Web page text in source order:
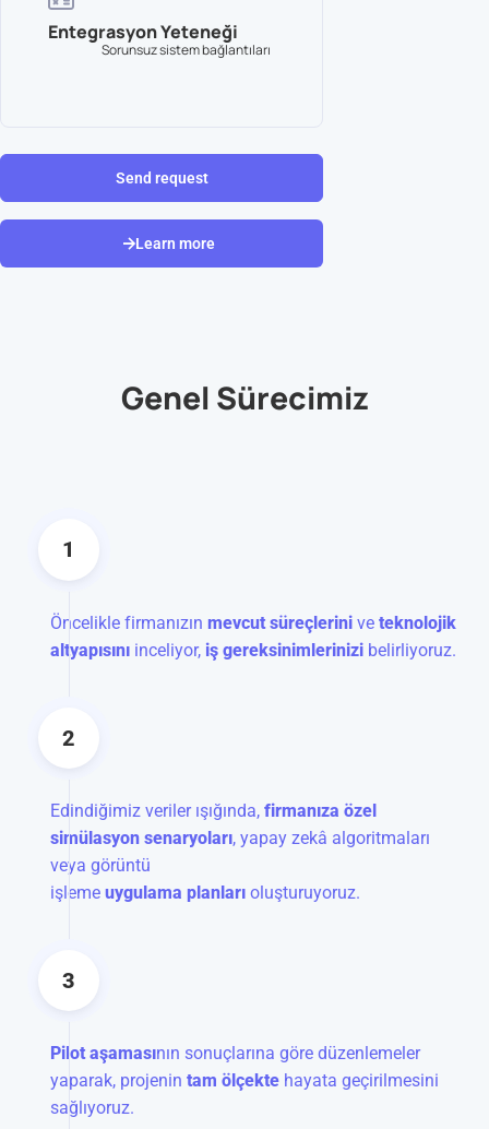
Entegrasyon Yeteneği
Sorunsuz sistem bağlantıları
Send request
Learn more
Genel Sürecimiz
1
Öncelikle firmanızın mevcut süreçlerini ve teknolojik
altyapısını inceliyor, iş gereksinimlerinizi belirliyoruz.
2
Edindiğimiz veriler ışığında, firmanıza özel
simülasyon senaryoları, yapay zekâ algoritmaları
veya görüntü
işleme uygulama planları oluşturuyoruz.
3
Pilot aşamasının sonuçlarına göre düzenlemeler
yaparak, projenin tam ölçekte hayata geçirilmesini
sağlıyoruz.